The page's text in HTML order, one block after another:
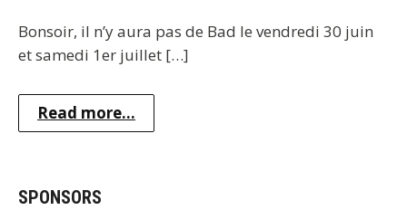
Bonsoir, il n’y aura pas de Bad le vendredi 30 juin
et samedi 1er juillet […]
Read more...
SPONSORS